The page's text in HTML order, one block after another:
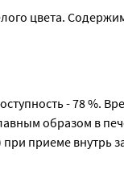
крови в
сосудов
цвета.
- 78 %.
образом в
приеме внутрь